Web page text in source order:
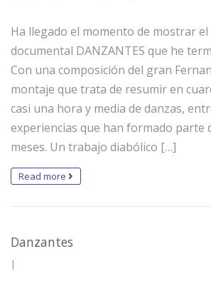
Ha llegado el momento de mostrar
documental DANZANTES que he
Con una composición del gran
montaje que trata de resumir en
casi una hora y media de danzas,
experiencias que han formado parte
meses. Un trabajo diabólico […]
Read more
Danzantes
|